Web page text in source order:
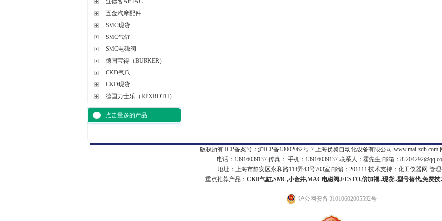
亚德客AirTAC
五金汽摩配件
SMC现货
SMC气缸
SMC电磁阀
德国宝得（BURKER）
CKD气爪
CKD现货
德国力士乐（REXROTH）
点击量多的产品
·
版权所有 ICP备案号： 沪ICP备13002062号-7 上海伏翼自动化设备有限公司 www.mai-zdh.com
电话：13916039137 传真： 手机：13916039137 联系人：霍先生 邮箱：
地址：上海市静安区永和路118弄43号703室 邮编：201111 技术支持： 化工仪器网 管
重点推荐产品： CKD气缸,SMC,小金井,MAC电磁阀,FESTO,倍加福..现货..型号替代,免费技
沪公网安备 31010602005592号